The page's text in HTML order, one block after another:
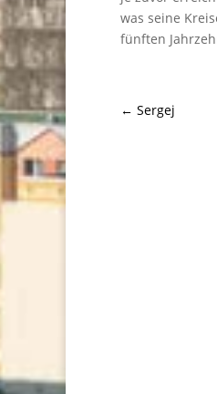
was seine
fünften
← Sergej